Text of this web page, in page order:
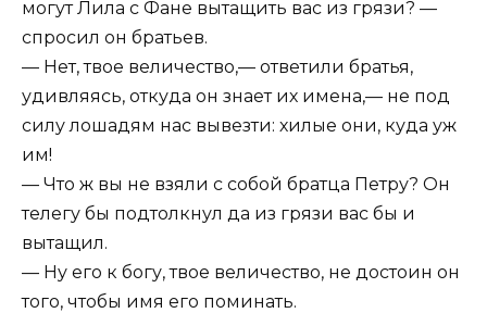
могут Лила с Фане вытащить вас из грязи? —
спросил он братьев.
— Нет, твое величество,— ответили братья,
удивляясь, откуда он знает их имена,— не под
силу лошадям нас вывезти: хилые они, куда уж
им!
— Что ж вы не взяли с собой братца Петру? Он
телегу бы подтолкнул да из грязи вас бы и
вытащил.
— Ну его к богу, твое величество, не достоин он
того, чтобы имя его поминать.